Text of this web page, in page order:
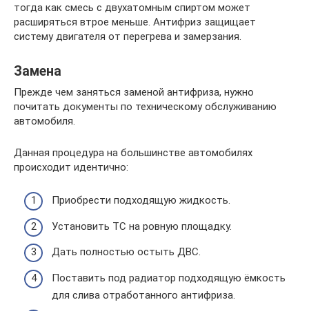
тогда как смесь с двухатомным спиртом может
расширяться втрое меньше. Антифриз защищает
систему двигателя от перегрева и замерзания.
Замена
Прежде чем заняться заменой антифриза, нужно
почитать документы по техническому обслуживанию
автомобиля.
Данная процедура на большинстве автомобилях
происходит идентично:
Приобрести подходящую жидкость.
Установить ТС на ровную площадку.
Дать полностью остыть ДВС.
Поставить под радиатор подходящую ёмкость
для слива отработанного антифриза.